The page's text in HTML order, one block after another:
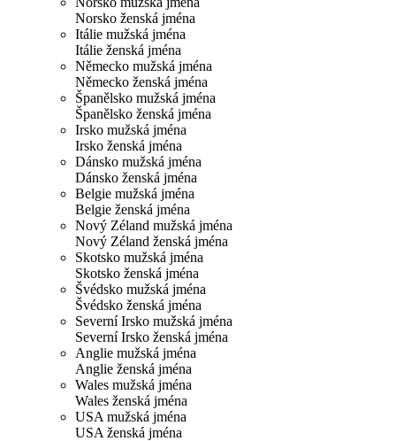
Norsko ženská jména
Itálie mužská jména
Itálie ženská jména
Německo mužská jména
Německo ženská jména
Španělsko mužská jména
Španělsko ženská jména
Irsko mužská jména
Irsko ženská jména
Dánsko mužská jména
Dánsko ženská jména
Belgie mužská jména
Belgie ženská jména
Nový Zéland mužská jména
Nový Zéland ženská jména
Skotsko mužská jména
Skotsko ženská jména
Švédsko mužská jména
Švédsko ženská jména
Severní Irsko mužská jména
Severní Irsko ženská jména
Anglie mužská jména
Anglie ženská jména
Wales mužská jména
Wales ženská jména
USA mužská jména
USA ženská jména